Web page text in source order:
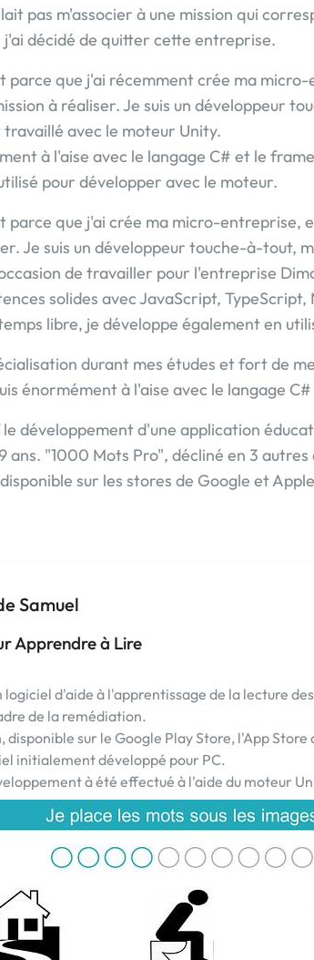
pas m'associer à une mission qui
décidé de quitter cette entreprise.
parce que j'ai récemment crée ma
à réaliser. Je suis un développeur
avec le moteur Unity.
à l'aise avec le langage C# et le
pour développer avec le moteur.
parce que j'ai crée ma micro-entreprise,
Je suis un développeur touche-à-tout,
de travailler pour l'entreprise
solides avec JavaScript,
libre, je développe également en
durant mes études et fort de
énormément à l'aise avec le langage
développement d'une application
ans. "1000 Mots Pro", décliné en 3
sur les stores de Google et
Samuel
Apprendre à Lire
d'aide à l'apprentissage de la lecture
de la remédiation.
disponible sur le Google Play Store, l'App
initialement développé pour PC.
à été effectué à l'aide du moteur